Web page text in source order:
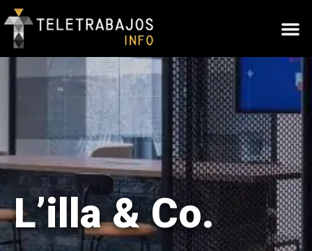
L’illa & Co.